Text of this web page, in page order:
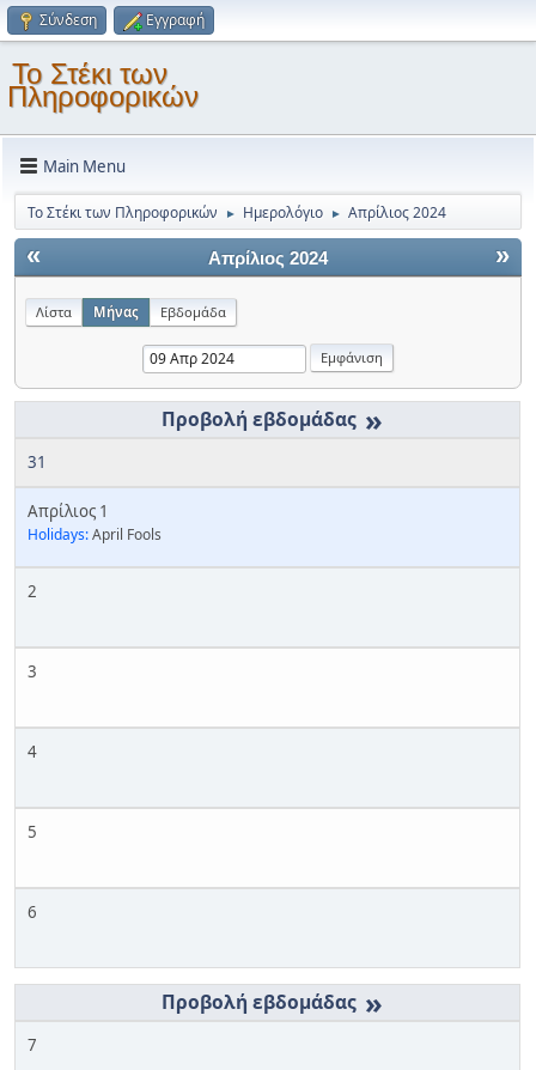
Σύνδεση Εγγραφή
Το Στέκι των
Πληροφορικών
Main Menu
Το Στέκι των Πληροφορικών ► Ημερολόγιο ► Απρίλιος 2024
« »
Απρίλιος 2024
Λίστα Μήνας Εβδομάδα
»
31
Απρίλιος 1
Holidays:April Fools
2
3
4
5
6
»
7